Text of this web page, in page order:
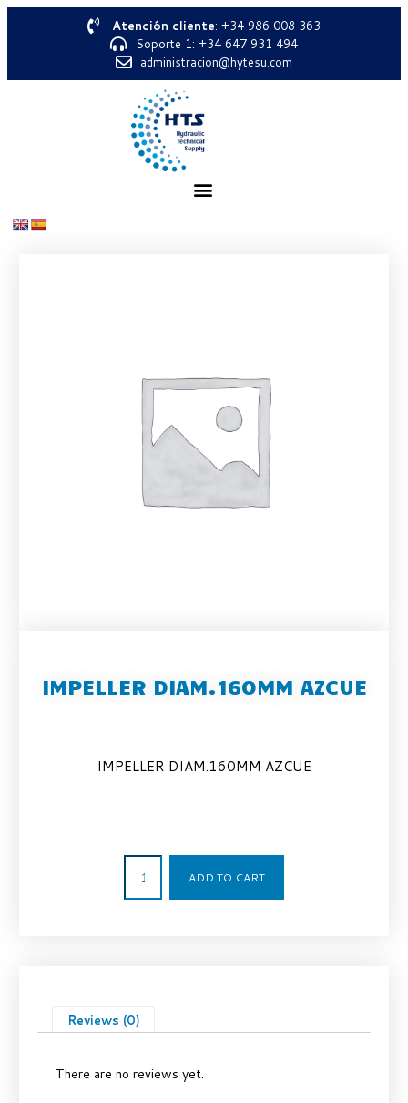
Atención cliente: +34 986 008 363
Soporte 1: +34 647 931 494
administracion@hytesu.com
IMPELLER DIAM.160MM AZCUE
IMPELLER DIAM.160MM AZCUE
ADD TO CART
Reviews (0)
There are no reviews yet.